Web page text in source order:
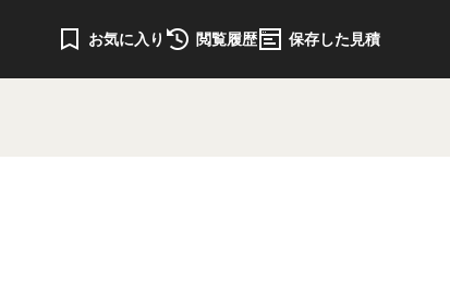
お気に入り 閲覧履歴 保存した見積